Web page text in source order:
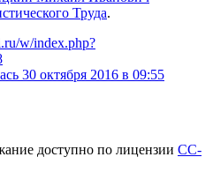
Труда.
w/index.php?
30 октября 2016 в 09:55
доступно по лицензии CC-